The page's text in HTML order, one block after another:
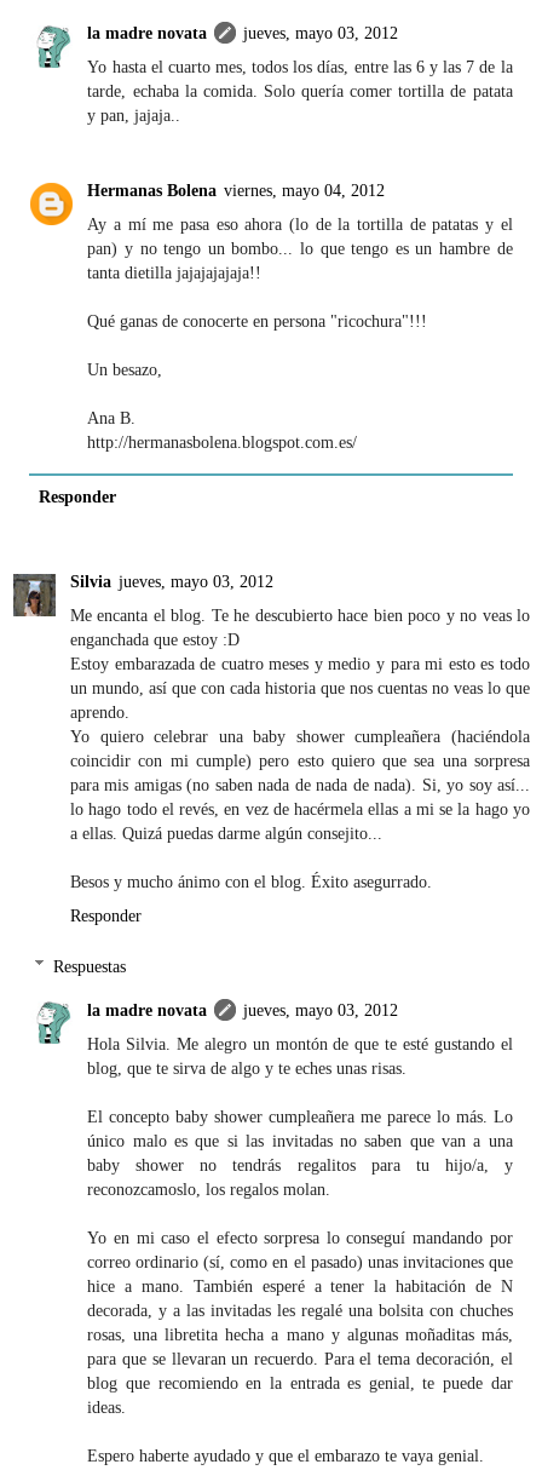
la madre novata
jueves, mayo 03, 2012
Yo hasta el cuarto mes, todos los días, entre las 6 y las 7 de la
tarde, echaba la comida. Solo quería comer tortilla de patata
y pan, jajaja..
Hermanas Bolena viernes, mayo 04, 2012
Ay a mí me pasa eso ahora (lo de la tortilla de patatas y el
pan) y no tengo un bombo... lo que tengo es un hambre de
tanta dietilla jajajajajaja!!
Qué ganas de conocerte en persona "ricochura"!!!
Un besazo,
Ana B.
http://hermanasbolena.blogspot.com.es/
Responder
Silvia jueves, mayo 03, 2012
Me encanta el blog. Te he descubierto hace bien poco y no veas lo
enganchada que estoy :D
Estoy embarazada de cuatro meses y medio y para mi esto es todo
un mundo, así que con cada historia que nos cuentas no veas lo que
aprendo.
Yo quiero celebrar una baby shower cumpleañera (haciéndola
coincidir con mi cumple) pero esto quiero que sea una sorpresa
para mis amigas (no saben nada de nada de nada). Si, yo soy así...
lo hago todo el revés, en vez de hacérmela ellas a mi se la hago yo
a ellas. Quizá puedas darme algún consejito...
Besos y mucho ánimo con el blog. Éxito asegurrado.
Responder
Respuestas
la madre novata
jueves, mayo 03, 2012
Hola Silvia. Me alegro un montón de que te esté gustando el
blog, que te sirva de algo y te eches unas risas.
El concepto baby shower cumpleañera me parece lo más. Lo
único malo es que si las invitadas no saben que van a una
baby shower no tendrás regalitos para tu hijo/a, y
reconozcamoslo, los regalos molan.
Yo en mi caso el efecto sorpresa lo conseguí mandando por
correo ordinario (sí, como en el pasado) unas invitaciones que
hice a mano. También esperé a tener la habitación de N
decorada, y a las invitadas les regalé una bolsita con chuches
rosas, una libretita hecha a mano y algunas moñaditas más,
para que se llevaran un recuerdo. Para el tema decoración, el
blog que recomiendo en la entrada es genial, te puede dar
ideas.
Espero haberte ayudado y que el embarazo te vaya genial.